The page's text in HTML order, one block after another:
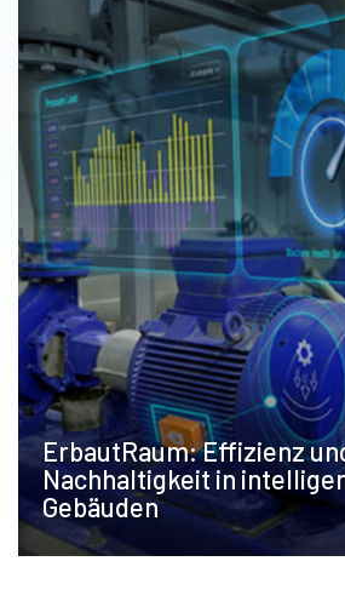
ErbautRaum: Effizienz
Nachhaltigkeit in
Gebäuden